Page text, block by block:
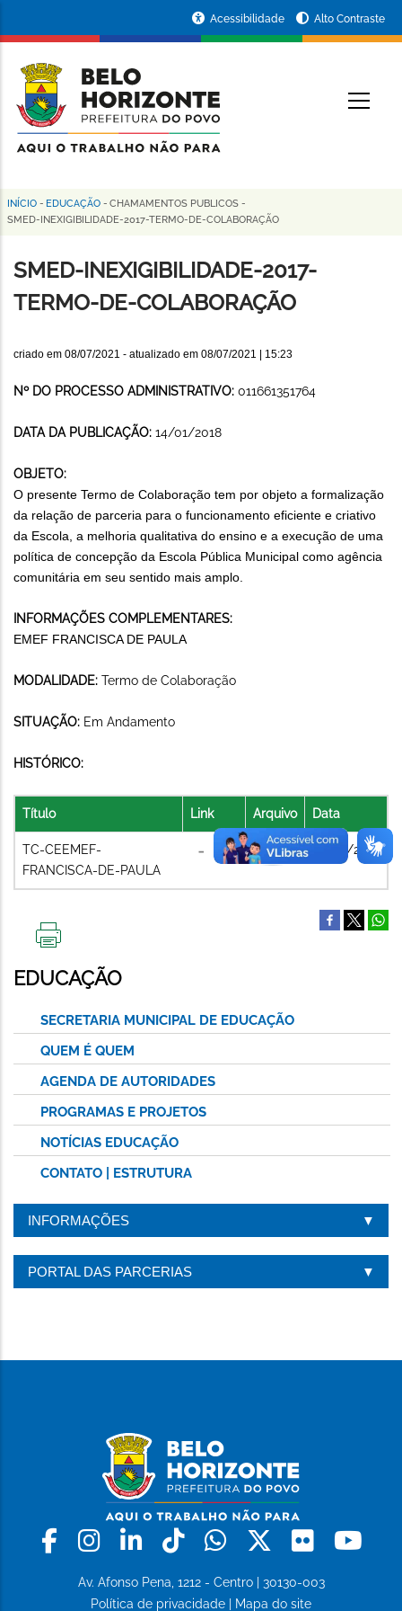
conteúdo
principal
da
Prefeitura
de
Horizonte
Acessibilidade Alto Contraste
Trilha
navegação
INÍCIO - EDUCAÇÃO - CHAMAMENTOS PUBLICOS -
SMED-INEXIGIBILIDADE-2017-TERMO-DE-COLABORAÇÃO
SMED-INEXIGIBILIDADE-2017-
TERMO-DE-COLABORAÇÃO
criado em 08/07/2021 - atualizado em 08/07/2021 | 15:23
Nº DO PROCESSO ADMINISTRATIVO: 011661351764
DATA DA PUBLICAÇÃO: 14/01/2018
OBJETO:
O presente Termo de Colaboração tem por objeto a formalização
da relação de parceria para o funcionamento eficiente e criativo
da Escola, a melhoria qualitativa do ensino e a execução de uma
política de concepção da Escola Pública Municipal como agência
comunitária em seu sentido mais amplo.
INFORMAÇÕES COMPLEMENTARES:
EMEF FRANCISCA DE PAULA
MODALIDADE: Termo de Colaboração
SITUAÇÃO: Em Andamento
HISTÓRICO:
Título Link Arquivo Data
TC-CEEMEF-
FRANCISCA-DE-PAULA
08/07/2021
ESTA
PÁGINA
EDUCAÇÃO
SECRETARIA MUNICIPAL DE EDUCAÇÃO
QUEM É QUEM
AGENDA DE AUTORIDADES
PROGRAMAS E PROJETOS
NOTÍCIAS EDUCAÇÃO
CONTATO | ESTRUTURA
INFORMAÇÕES
PORTAL DAS PARCERIAS
Facebook
Instagram
LinkedinTiktokWhatsapp
X Flickr
Av. Afonso Pena, 1212 - Centro | 30130-003
Política de privacidade
Mapa do site